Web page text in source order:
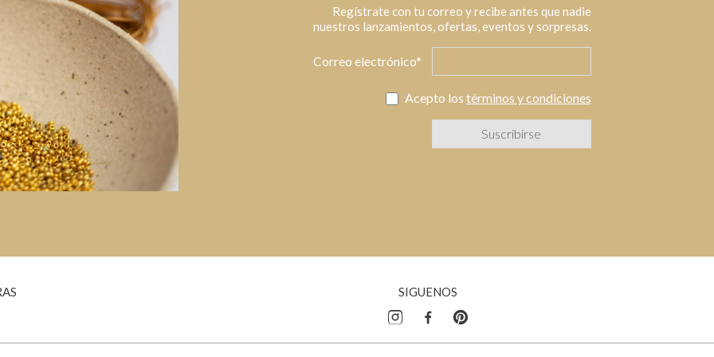
Regístrate con tu correo y recibe antes que nadie
nuestros lanzamientos, ofertas, eventos y sorpresas.
Correo electrónico*
Acepto los términos y condiciones
SIGUENOS